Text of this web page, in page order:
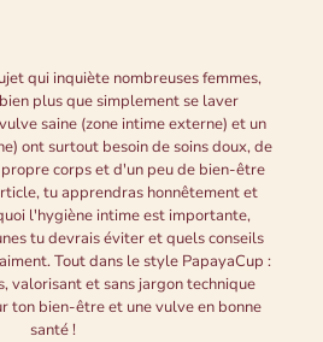
qui inquiète nombreuses femmes,
plus que simplement se laver
saine (zone intime externe) et un
ont surtout besoin de soins doux, de
corps et d'un peu de bien-être
tu apprendras honnêtement et
l'hygiène intime est importante,
tu devrais éviter et quels conseils
Tout dans le style PapayaCup :
valorisant et sans jargon technique
ton bien-être et une vulve en bonne
santé !